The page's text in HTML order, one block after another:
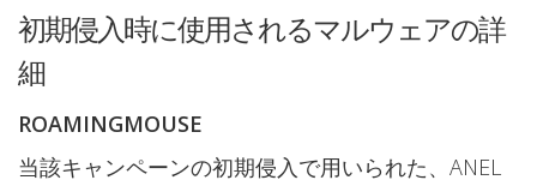
初期侵入時に使用されるマルウェアの詳
細
ROAMINGMOUSE
当該キャンペーンの初期侵入で用いられた、ANEL